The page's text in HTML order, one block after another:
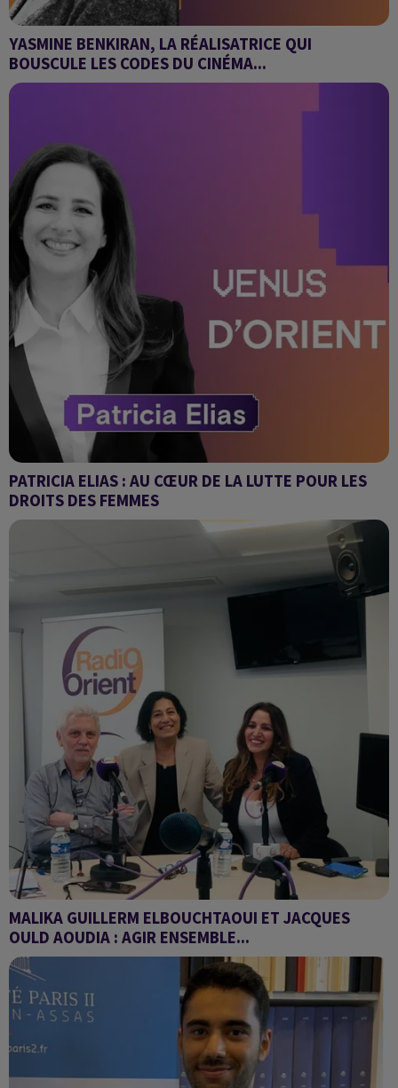
YASMINE BENKIRAN, LA RÉALISATRICE QUI
BOUSCULE LES CODES DU CINÉMA...
Venus d'Orient : nos histoires, nos vérités
PATRICIA ELIAS : AU CŒUR DE LA LUTTE POUR LES
DROITS DES FEMMES
Venus d'Orient : nos histoires, nos vérités
MALIKA GUILLERM ELBOUCHTAOUI ET JACQUES
OULD AOUDIA : AGIR ENSEMBLE...
Invités de Yawmyat Chark